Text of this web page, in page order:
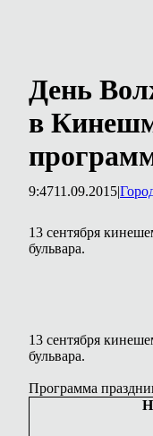
День
в
9:4711.09.2015|
13 сентября
бульвара.
13 сентября
бульвара.
Программа